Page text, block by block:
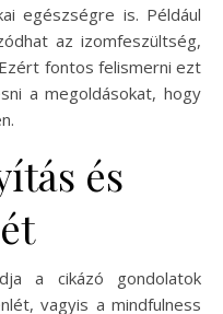
egészségre is. Például
az izomfeszültség,
fontos felismerni ezt
a megoldásokat, hogy
és
a cikázó gondolatok
vagyis a mindfulness